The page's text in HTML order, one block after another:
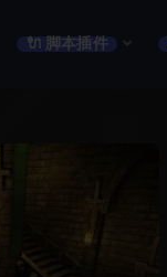
🔌 脚本插件